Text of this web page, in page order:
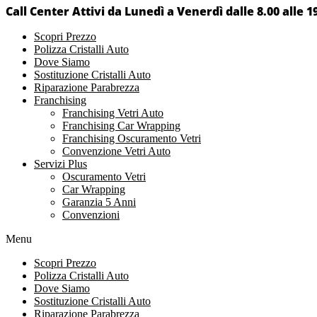
Call Center Attivi da Lunedì a Venerdì dalle 8.00 alle
Scopri Prezzo
Polizza Cristalli Auto
Dove Siamo
Sostituzione Cristalli Auto
Riparazione Parabrezza
Franchising
Franchising Vetri Auto
Franchising Car Wrapping
Franchising Oscuramento Vetri
Convenzione Vetri Auto
Servizi Plus
Oscuramento Vetri
Car Wrapping
Garanzia 5 Anni
Convenzioni
Menu
Scopri Prezzo
Polizza Cristalli Auto
Dove Siamo
Sostituzione Cristalli Auto
Riparazione Parabrezza